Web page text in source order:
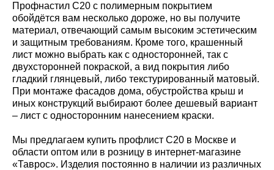
Профнастил С20 с полимерным покрытием
обойдётся вам несколько дороже, но вы получите
материал, отвечающий самым высоким эстетическим
и защитным требованиям. Кроме того, крашенный
лист можно выбрать как с односторонней, так с
двухсторонней покраской, а вид покрытия либо
гладкий глянцевый, либо текстурированный матовый.
При монтаже фасадов дома, обустройства крыш и
иных конструкций выбирают более дешевый вариант
– лист с односторонним нанесением краски.
Мы предлагаем купить профлист С20 в Москве и
области оптом или в розницу в интернет-магазине
«Таврос». Изделия постоянно в наличии из различных